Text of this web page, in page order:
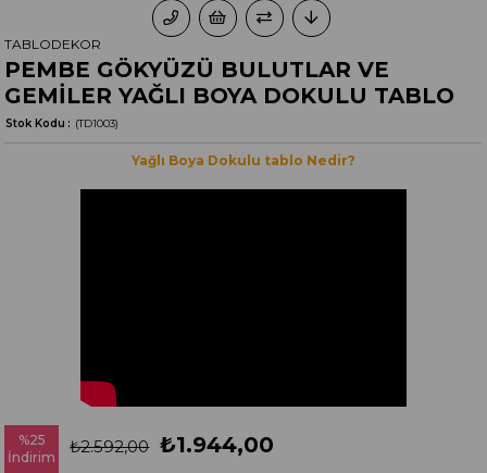
PEMBE GÖKYÜZÜ BULUTLAR VE
GEMİLER YAĞLI BOYA DOKULU TABLO
(TD1003)
Stok Kodu
TABLODEKOR
Yağlı Boya Dokulu tablo Nedir?
%25
İndirim
₺2.592,00 ₺1.944,00